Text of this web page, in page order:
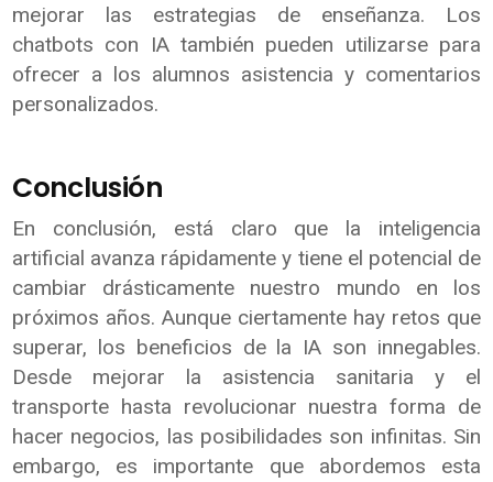
mejorar las estrategias de enseñanza. Los
chatbots con IA también pueden utilizarse para
ofrecer a los alumnos asistencia y comentarios
personalizados.
Conclusión
En conclusión, está claro que la inteligencia
artificial avanza rápidamente y tiene el potencial de
cambiar drásticamente nuestro mundo en los
próximos años. Aunque ciertamente hay retos que
superar, los beneficios de la IA son innegables.
Desde mejorar la asistencia sanitaria y el
transporte hasta revolucionar nuestra forma de
hacer negocios, las posibilidades son infinitas. Sin
embargo, es importante que abordemos esta